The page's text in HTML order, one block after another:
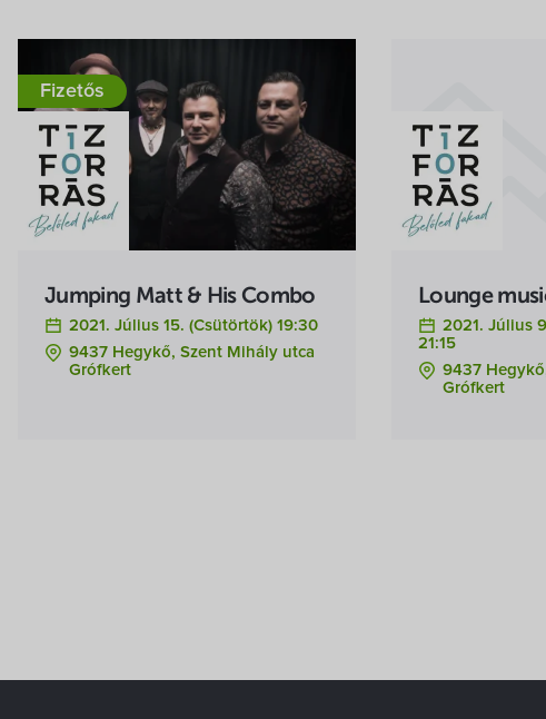
Fizetős
Jumping Matt & His Combo
2021. Július 15. (csütörtök) 19:30
9437 Hegykő, Szent Mihály utca
Grófkert
Lounge
2021. Július
21:15
9437
Grófkert